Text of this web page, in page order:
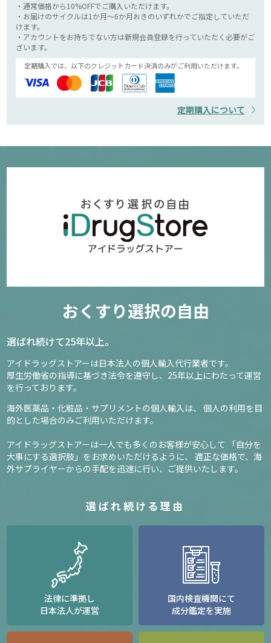
・通常価格から10%OFFでご購入いただけます。
・お届けのサイクルは1か月～6か月おきのいずれかでご指定していただ
けます。
・アカウントをお持ちでない方は新規会員登録を行っていただく必要がご
ざいます。
定期購入では、以下のクレジットカード決済のみがご利用いただけます。
定期購入について
おくすり選択の自由
選ばれ続けて25年以上。
アイドラッグストアーは日本法人の個人輸入代行業者です。
厚生労働省の指導に基づき法令を遵守し、 25年以上にわたって運営
を行っております。
海外医薬品・化粧品・サプリメントの個人輸入は、
個人の利用を目
的とした場合のみご利用いただけます。
アイドラッグストアーは一人でも多くのお客様が安心して
「自分を
大事にする選択肢」をお求めいただけるように、
適正な価格で、海
外サプライヤーからの手配を迅速に行い、ご提供いたします。
選ばれ続ける理由
法律に準拠し
日本法人が運営
国内検査機関にて
成分鑑定を実施